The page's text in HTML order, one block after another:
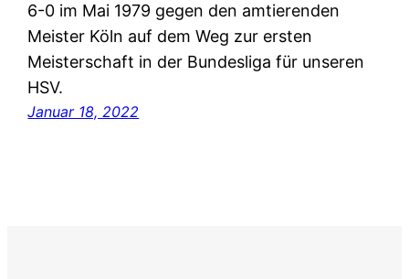
6-0 im Mai 1979 gegen den amtierenden
Meister Köln auf dem Weg zur ersten
Meisterschaft in der Bundesliga für unseren
HSV.
Januar 18, 2022